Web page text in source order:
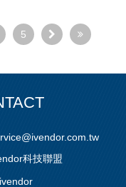
5
科技聯盟